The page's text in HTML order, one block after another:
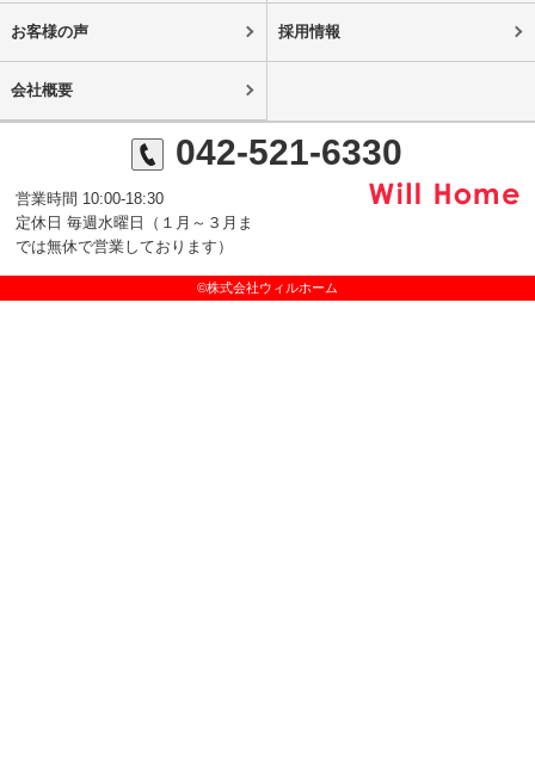
お客様の声 採用情報
会社概要
042-521-6330
営業時間 10:00-18:30
定休日 毎週水曜日（１月～３月ま
では無休で営業しております）
©株式会社ウィルホーム